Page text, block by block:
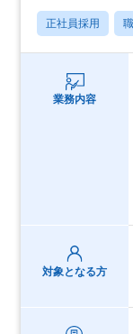
正社員採用
業務内容
対象となる方